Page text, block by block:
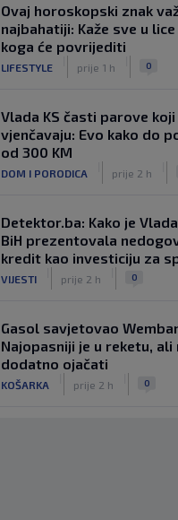
Ovaj horoskopski znak
najbahatiji: Kaže sve u
koga će povrijediti
LIFESTYLE prije 1 h 0
Vlada KS časti parove koji
vjenčavaju: Evo kako do
od 300 KM
DOM I PORODICA prije 2 h
Detektor.ba: Kako je
BiH prezentovala
kredit kao investiciju za
VIJESTI prije 2 h 0
Gasol savjetovao
Najopasniji je u reketu, ali
dodatno ojačati
KOŠARKA prije 2 h 0